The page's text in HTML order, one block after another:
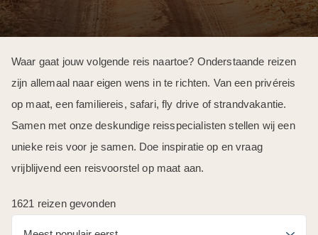
Waar gaat jouw volgende reis naartoe? Onderstaande reizen
zijn allemaal naar eigen wens in te richten. Van een privéreis
op maat, een familiereis, safari, fly drive of strandvakantie.
Samen met onze deskundige reisspecialisten stellen wij een
unieke reis voor je samen. Doe inspiratie op en vraag
vrijblijvend een reisvoorstel op maat aan.
1621 reizen gevonden